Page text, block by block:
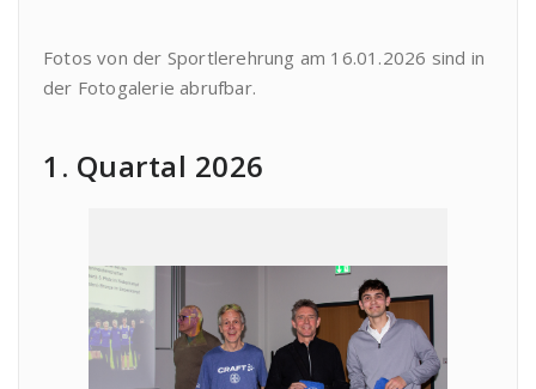
Fotos von der Sportlerehrung am 16.01.2026 sind in
der Fotogalerie abrufbar.
1. Quartal 2026